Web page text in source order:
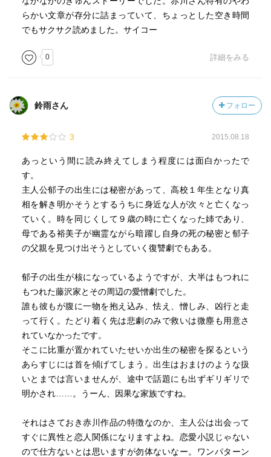
らかい文章が存分に詰まっていて、ちょっとした空き時間
でもサクサク読めました。サイコー
0 詳細をみる
鈴雨さん フォロー
3 2015.08.18
あっという間に読み終えてしまう程度には面白かったで
す。
主人公郁子の出生には秘密があって、高校１年生となり真
相を解き明かそうとするうちに身近な人が次々と亡くなっ
ていく。時を同じくして９歳の時に亡くなった姉であり、
母である裕美子が幽霊ながら暗躍し自身の死の秘密と郁子
の父親を見つけ出そうとしていく復讐劇でもある。
郁子の出生が核になっているようですが、大半はもつれに
もつれた藤沢家とその周辺の愛憎劇でした。
誰も彼もが腹に一物を抱え込み、怯え、憎しみ、凶行と走
って行く。たどり着く先は悲劇のみで救いは微塵も用意さ
れていなかったです。
そこに比重が置かれていたせいか出生の秘密を探るという
あらすじには首を傾げてしまう。出生はおまけのような扱
いとまでは言いませんが、途中で話題にも出ずギリギリで
明かされ……。うーん、因果な家族ですね。
それはさておき赤川作品の特徴なのか、主人公は出会って
すぐに異性と恋人関係になりますよね。恋愛小説じゃない
ので仕方ないとは思いますが勿体ないなー。ワンパターン